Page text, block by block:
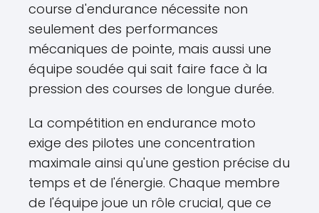
course d'endurance nécessite non
seulement des performances
mécaniques de pointe, mais aussi une
équipe soudée qui sait faire face à la
pression des courses de longue durée.
La compétition en endurance moto
exige des pilotes une concentration
maximale ainsi qu'une gestion précise du
temps et de l'énergie. Chaque membre
de l'équipe joue un rôle crucial, que ce